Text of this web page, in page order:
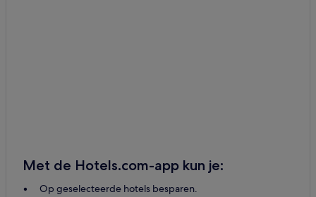
Met de Hotels.com-app kun je:
Op geselecteerde hotels besparen.